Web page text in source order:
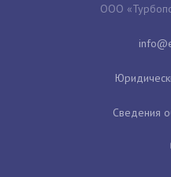
ООО
Сведения